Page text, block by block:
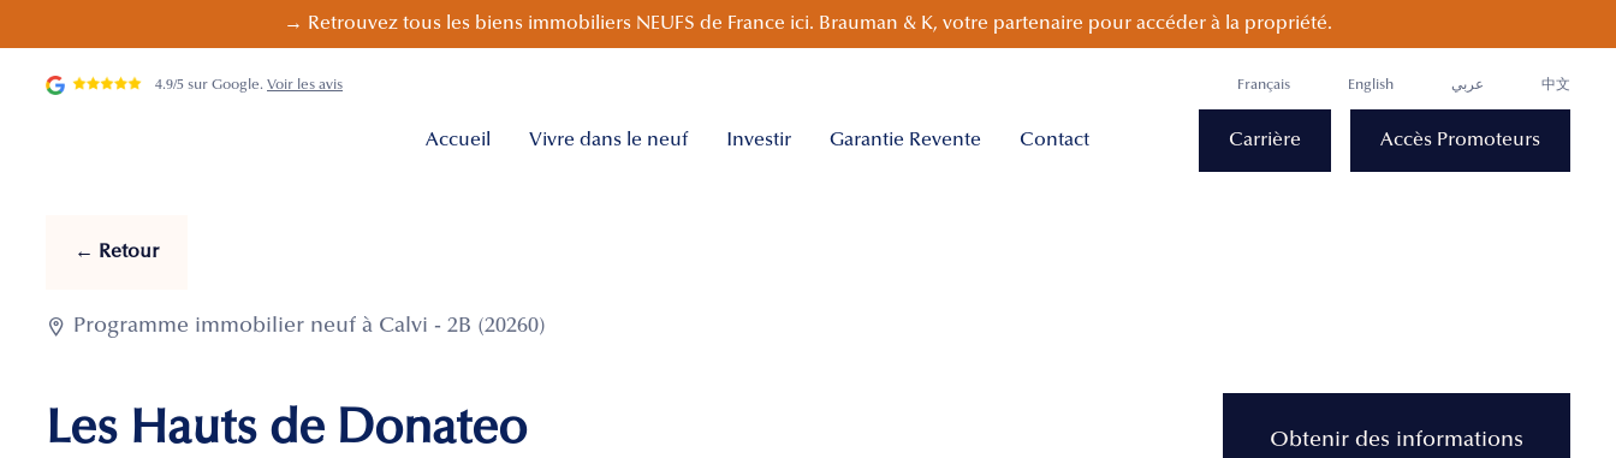
→ Retrouvez tous les biens immobiliers NEUFS de France ici. Brauman & K, votre partenaire pour accéder à la propriété.
4.9/5 sur Google. Voir les avis Français English عربي 中文
Accueil Vivre dans le neuf Investir Garantie Revente Contact Carrière Accès Promoteurs
← Retour
 Programme immobilier neuf à Calvi - 2B (20260)
Les Hauts de Donateo Obtenir des informations